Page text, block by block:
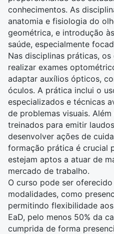
conhecimentos. As
anatomia e fisiologia do
geométrica, e introdução
saúde, especialmente
Nas disciplinas práticas,
realizar exames
adaptar auxílios ópticos,
óculos. A prática inclui o
especializados e técnicas
de problemas visuais.
treinados para emitir
desenvolver ações de
formação prática é crucial
estejam aptos a atuar de
mercado de trabalho.
O curso pode ser
modalidades, como
permitindo flexibilidade
EaD, pelo menos 50% da
cumprida de forma